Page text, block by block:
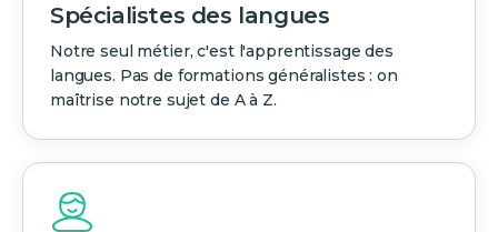
Spécialistes des langues
Notre seul métier, c'est l'apprentissage des
langues. Pas de formations généralistes : on
maîtrise notre sujet de A à Z.